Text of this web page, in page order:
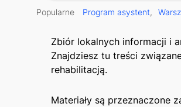
Popularne Program asystent
Zbiór lokalnych informacji i
Znajdziesz tu treści
rehabilitacją.
Materiały są przeznaczone